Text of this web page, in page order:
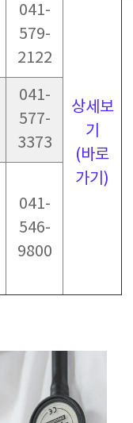
041-
579-
2122
상세보
기
(바로
가기)
041-
577-
3373
041-
546-
9800